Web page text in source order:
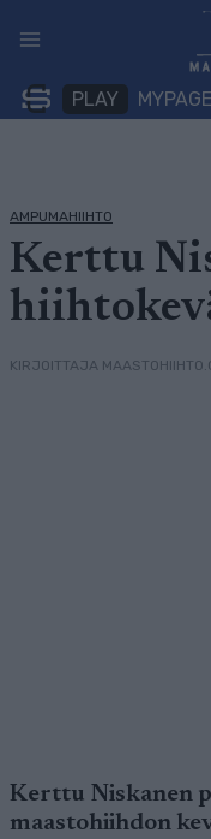
sisältöön
PLAY
AMPUMAHIIHTO
Kerttu
KIRJOITTAJA
Kerttu Niskanen
maastohiihdon